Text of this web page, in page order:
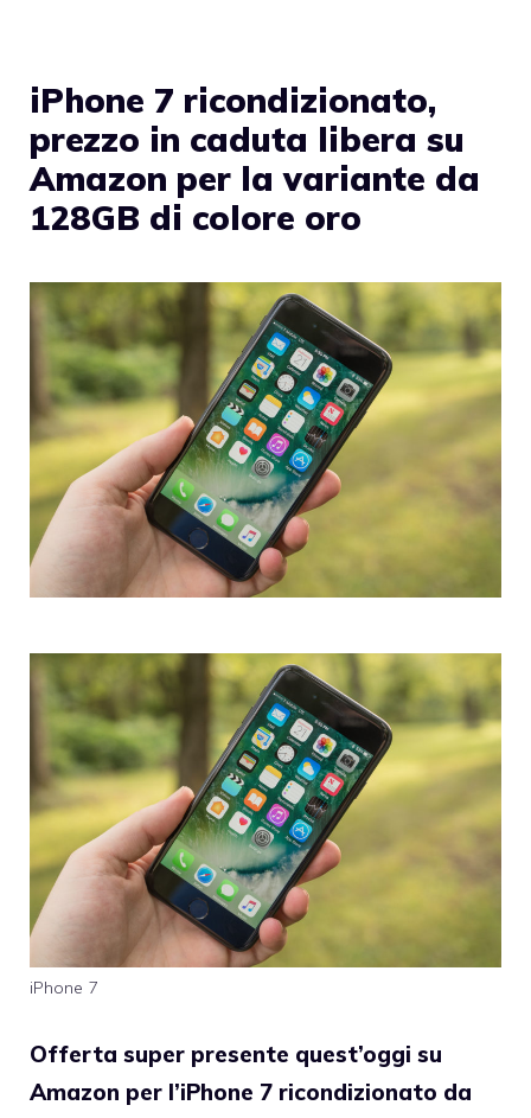
iPhone 7 ricondizionato,
prezzo in caduta libera su
Amazon per la variante da
128GB di colore oro
iPhone 7
Offerta super presente quest’oggi su
Amazon per l’iPhone 7 ricondizionato da